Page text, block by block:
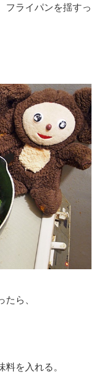
フライパンを揺すっ
ら、
を入れる。